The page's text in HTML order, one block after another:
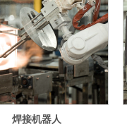
焊接机器人